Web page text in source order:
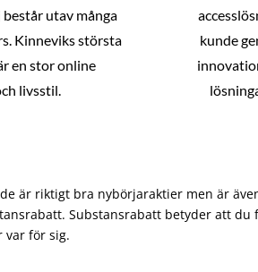
utav många
Kinneviks största
en stor online
livsstil.
kunde
är riktigt bra nybörjaraktier men är
Substansrabatt betyder att du
var för sig.